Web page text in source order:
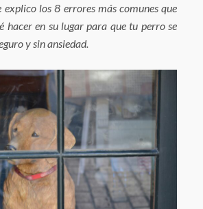
explico los 8 errores más comunes que
hacer en su lugar para que tu perro se
y sin ansiedad.